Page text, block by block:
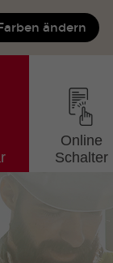
ändern
Online
Schalter